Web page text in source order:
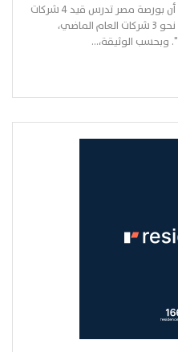
كشفت الهيئة العامة للرقابة المالية، أن بورصة مصر تدرس قيد 4 شركات
قيدا مؤقتا، وذلك بعد أن قامت بقيد نحو 3 شركات العام الماضي،
وبحسب الوثيقة،…